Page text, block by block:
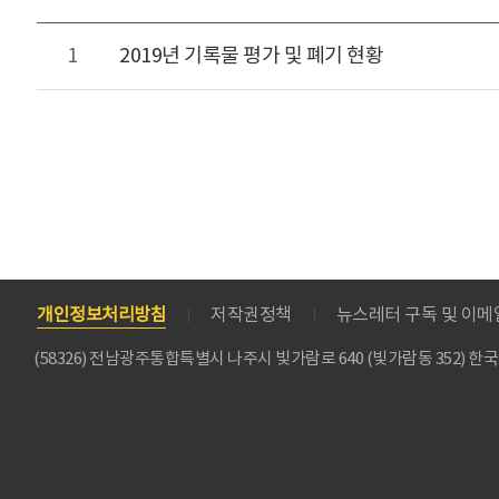
1 2019년 기록물 평가 및 폐기 현황
개인정보처리방침 저작권정책 뉴스레터 구독 및 이
(58326) 전남광주통합특별시 나주시 빛가람로 640 (빛가람동 352) 한